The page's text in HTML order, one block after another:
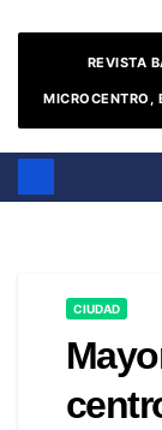
REVISTA
MICROCENTRO,
CIUDAD